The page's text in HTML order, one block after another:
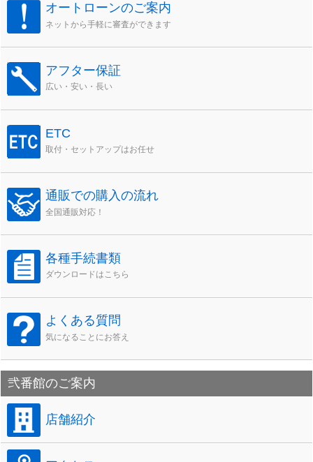
オートローンのご案内
ネットから手軽に審査ができます
アフター保証
広い・安い・長い
ETC
取付・セットアップはお任せ
通販での購入の流れ
全国通販対応！
各種手続書類
ダウンロードはこちら
よくある質問
気になることにお答え
弐番館のご案内
店舗紹介